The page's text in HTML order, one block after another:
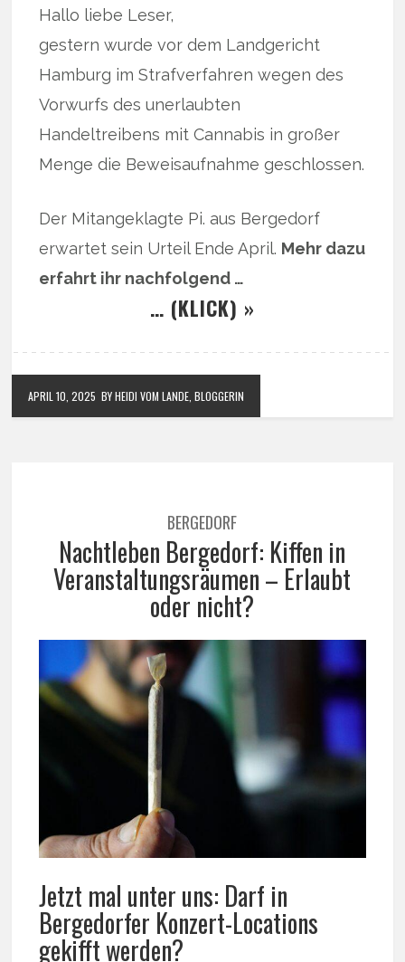
Hallo liebe Leser,
gestern wurde vor dem Landgericht
Hamburg im Strafverfahren wegen des
Vorwurfs des unerlaubten
Handeltreibens mit Cannabis in großer
Menge die Beweisaufnahme geschlossen.
Der Mitangeklagte Pi. aus Bergedorf
erwartet sein Urteil Ende April. Mehr dazu
erfahrt ihr nachfolgend …
… (KLICK) »
APRIL 10, 2025 BY HEIDI VOM LANDE, BLOGGERIN
BERGEDORF
Nachtleben Bergedorf: Kiffen in
Veranstaltungsräumen – Erlaubt
oder nicht?
Jetzt mal unter uns: Darf in
Bergedorfer Konzert-Locations
gekifft werden?